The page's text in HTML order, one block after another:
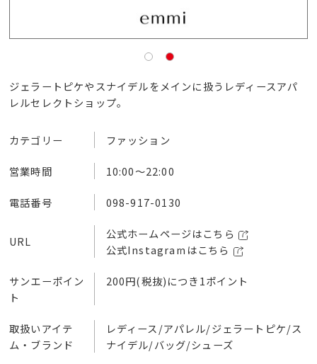
ジェラートピケやスナイデルをメインに扱うレディースアパ
レルセレクトショップ。
カテゴリー ファッション
営業時間 10:00～22:00
電話番号 098-917-0130
URL
公式ホームページはこちら
公式Instagramはこちら
サンエーポイン
ト
200円(税抜)につき1ポイント
取扱いアイテ
ム・ブランド
レディース/アパレル/ジェラートピケ/ス
ナイデル/バッグ/シューズ